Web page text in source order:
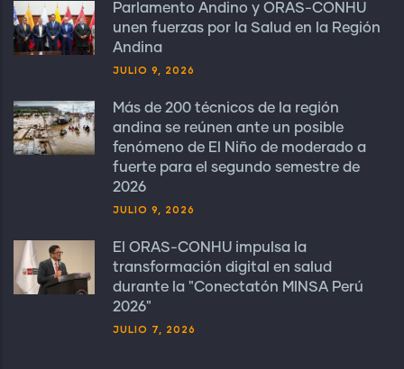
Parlamento Andino y ORAS-CONHU
unen fuerzas por la Salud en la Región
Andina
JULIO 9, 2026
Más de 200 técnicos de la región
andina se reúnen ante un posible
fenómeno de El Niño de moderado a
fuerte para el segundo semestre de
2026
JULIO 9, 2026
El ORAS-CONHU impulsa la
transformación digital en salud
durante la "Conectatón MINSA Perú
2026"
JULIO 7, 2026